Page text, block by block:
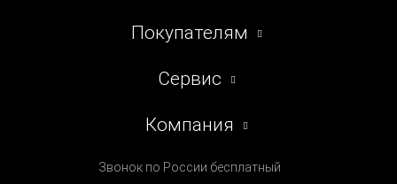
Покупателям
Сервис
Компания
Звонок по России бесплатный